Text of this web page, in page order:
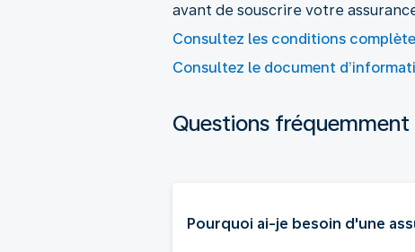
avant de souscrire votre
Consultez les conditions
Consultez le document
Questions fréquemment
Pourquoi ai-je besoin d'une